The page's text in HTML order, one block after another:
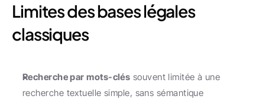
Limites des bases légales
classiques
Recherche par mots-clés souvent limitée à une
recherche textuelle simple, sans sémantique